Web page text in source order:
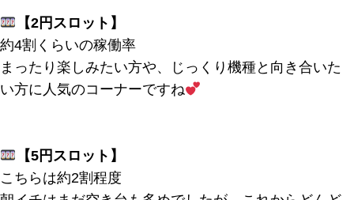
【2円スロット】
約4割くらいの稼働率
まったり楽しみたい方や、じっくり機種と向き合いた
い方に人気のコーナーですね
【5円スロット】
こちらは約2割程度